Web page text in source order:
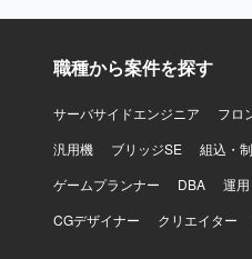
職種から案件を探す
サーバサイドエンジニア フロ
汎用機
ブリッジSE 組込・
ゲームプランナー
DBA 運
CGデザイナー
クリエイター